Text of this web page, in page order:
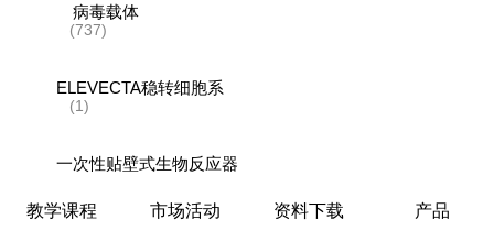
病毒载体
(737)
ELEVECTA稳转细胞系
(1)
一次性贴壁式生物反应器
教学课程 市场活动 资料下载 产品